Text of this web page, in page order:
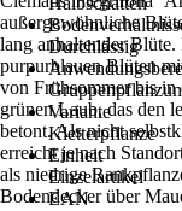
Durchlässig
Variante
Kletterpflanze
Einheit
Einzelartikel
EAN
außergewöhnliche
lang anhaltender
purpurblauen Blüten
von Frühsommer bis in
grünen Laub, das den
betont. Als nicht
erreicht je nach
als niedrige
Bodendecker über